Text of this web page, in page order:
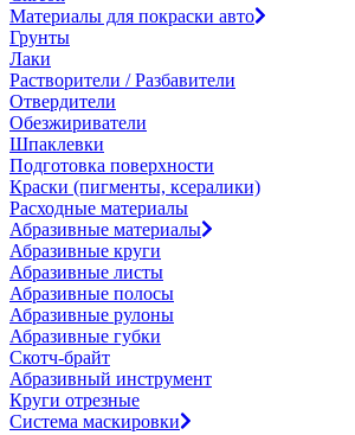
Материалы для покраски авто
Грунты
Лаки
Растворители / Разбавители
Отвердители
Обезжириватели
Шпаклевки
Подготовка поверхности
Краски (пигменты, ксералики)
Расходные материалы
Абразивные материалы
Абразивные круги
Абразивные листы
Абразивные полосы
Абразивные рулоны
Абразивные губки
Скотч-брайт
Абразивный инструмент
Круги отрезные
Система маскировки